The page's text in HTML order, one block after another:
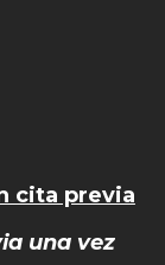
cita previa
una vez